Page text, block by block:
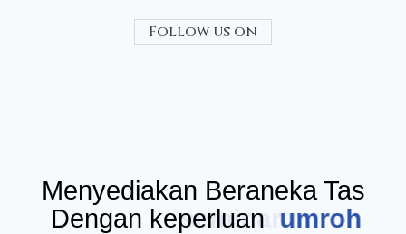
Follow us on
Menyediakan Beraneka Tas
Dengan keperluan
seminar